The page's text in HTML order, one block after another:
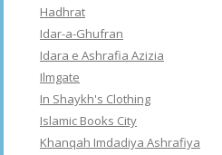
Hadhrat
Idar-a-Ghufran
Idara e Ashrafia Azizia
Ilmgate
In Shaykh's Clothing
Islamic Books City
Khanqah Imdadiya Ashrafiya